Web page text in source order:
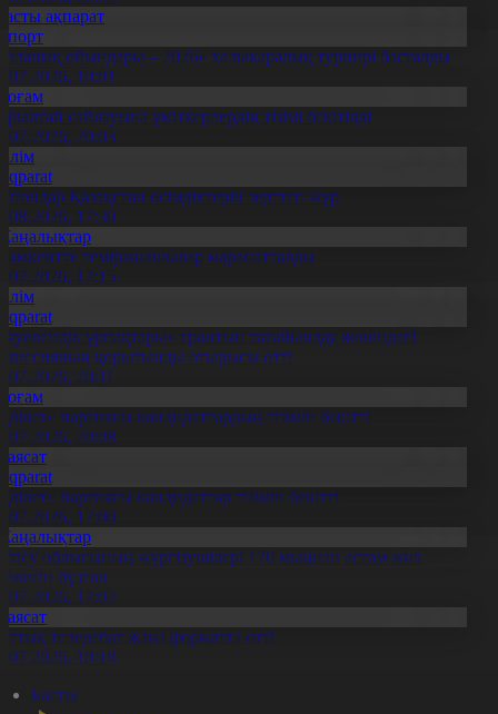
ақпарат
ойындары – 2026» халықаралық турнирі басталды
10:01
сайлауына үміткерлердің тізімі бекітілді
20:03
Қазақстан өсімдіктерін зерттеп жүр
17:30
теміржолшылар марапатталды
17:15
ұрпақтары» грантын тағайындау жөніндегі
қорытынды отырысы өтті
20:11
партиясы кандидаттардың тізімін бекітті
20:08
партиясы кандидаттар тізімін бекітті
17:00
облысының жүргізушілері 170 мыңнан астам жол
бұзған
17:02
теледебат жаңа форматта өтті
10:18
Басты